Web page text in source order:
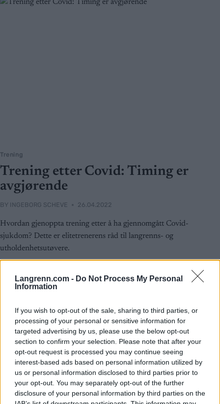
Langrenn.com - Do Not Process My Personal
Information
If you wish to opt-out of the sale, sharing to third parties, or
processing of your personal or sensitive information for
targeted advertising by us, please use the below opt-out
section to confirm your selection. Please note that after your
opt-out request is processed you may continue seeing
interest-based ads based on personal information utilized by
us or personal information disclosed to third parties prior to
your opt-out. You may separately opt-out of the further
disclosure of your personal information by third parties on the
Trening
Trening etter Covid: Timing er
avgjørende
BY INGEBORG SCHEVE 26.04.2022
Hvordan gjenoppta trening etter å ha gjennomgått Covid-
sjukdom? Dette er elitetrenerens råd til langrenns- og
utholdenhetsutøvere.